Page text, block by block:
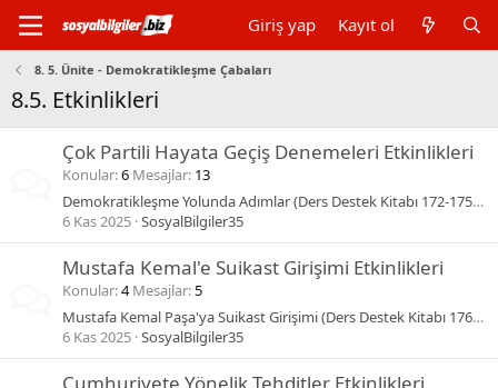
Giriş yap Kayıt ol
8. 5. Ünite - Demokratikleşme Çabaları
8.5. Etkinlikleri
Çok Partili Hayata Geçiş Denemeleri Etkinlikleri
Konular 6 Mesajlar 13
Demokratikleşme Yolunda Adımlar (Ders Destek Kitabı 172-175) Cevapları
6 Kas 2025 SosyalBilgiler35
Mustafa Kemal'e Suikast Girişimi Etkinlikleri
Konular 4 Mesajlar 5
Mustafa Kemal Paşa'ya Suikast Girişimi (Ders Destek Kitabı 176) Cevapları
6 Kas 2025 SosyalBilgiler35